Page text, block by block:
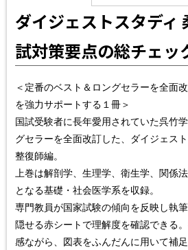
ダイジェストスタディ
試対策要点の総チェッ
＜定番のベスト＆ロングセラーを全面
を強力サポートする１冊＞
国試受験者に長年愛用されていた呉竹
グセラーを全面改訂した、ダイジェス
整復師編。
上巻は解剖学、生理学、衛生学、関係
となる基礎・社会医学系を収録。
専門教員が国家試験の傾向を反映し執
隠せる赤シートで理解度を確認できる
感ながら、図表をふんだんに用いて補